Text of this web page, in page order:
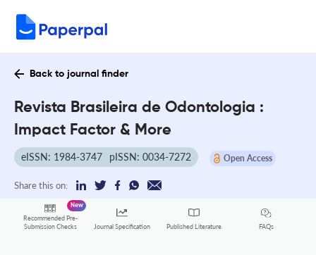
Back to journal finder
Revista Brasileira de Odontologia :
Impact Factor & More
eISSN: 1984-3747 pISSN: 0034-7272 Open Access
Share this on:
Recommended Pre-
Submission Checks
New
Journal Specification Published Literature FAQs